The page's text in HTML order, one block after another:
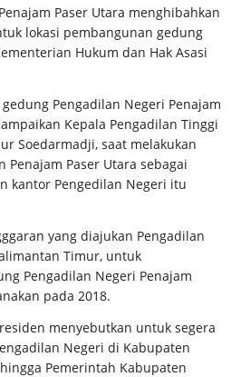
Paser Utara menghibahkan
lokasi pembangunan gedung
Hukum dan Hak Asasi
Pengadilan Negeri Penajam
Kepala Pengadilan Tinggi
Soedarmadji, saat melakukan
Penajam Paser Utara sebagai
kantor Pengedilan Negeri itu
yang diajukan Pengadilan
Timur, untuk
Pengadilan Negeri Penajam
pada 2018.
menyebutkan untuk segera
Negeri di Kabupaten
Pemerintah Kabupaten